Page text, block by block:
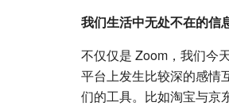
我们生活中无处不在的信
不仅仅是 Zoom，我们今
平台上发生比较深的感情
们的工具。比如淘宝与京